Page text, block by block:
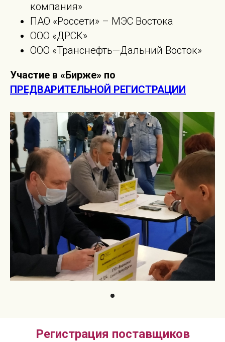
компания»
ПАО «Россети» – МЭС Востока
ООО «ДРСК»
ООО «Транснефть—Дальний Восток»
Участие в «Бирже» по
ПРЕДВАРИТЕЛЬНОЙ РЕГИСТРАЦИИ
Регистрация поставщиков